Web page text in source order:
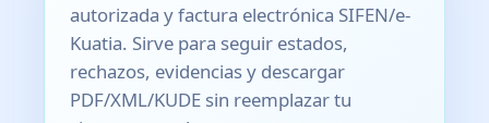
autorizada y factura electrónica SIFEN/e-
Kuatia. Sirve para seguir estados,
rechazos, evidencias y descargar
PDF/XML/KUDE sin reemplazar tu